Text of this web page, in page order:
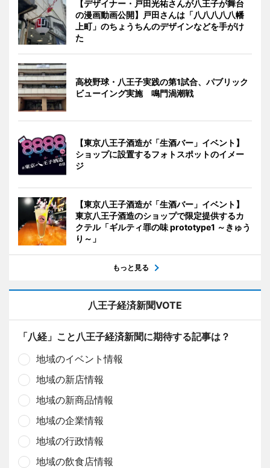
【デザイナー・戸田光祐さんが八王子が舞台
の漫画動画公開】戸田さんは「八八八八八幡
上町」のちょうちんのデザインなどを手がけ
た
高校野球・八王子実践の第1試合、パブリック
ビューイング実施 鳴門渦潮戦
【東京八王子酒造が「生酒バー」イベント】
ショップに設置するフォトスポットのイメー
ジ
【東京八王子酒造が「生酒バー」イベント】
東京八王子酒造のショップで限定提供するカ
クテル「ギルティ罪の味 prototype1 ～きゅう
り～」
もっと見る
八王子経済新聞VOTE
「八経」こと八王子経済新聞に期待する記事は？
地域のイベント情報
地域の新店情報
地域の新商品情報
地域の企業情報
地域の行政情報
地域の飲食店情報